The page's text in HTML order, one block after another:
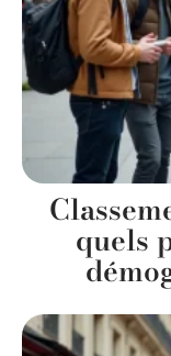
quels